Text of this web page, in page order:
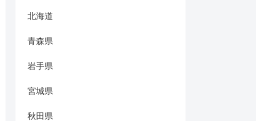
北海道
青森県
岩手県
宮城県
秋田県